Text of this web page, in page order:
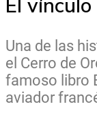
Una de las
el Cerro de
famoso libro
aviador